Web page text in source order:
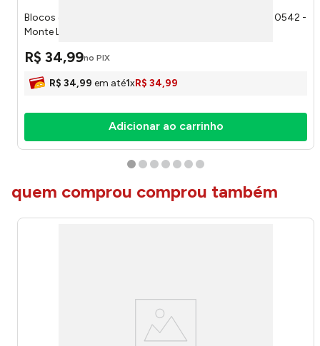
Blocos de Montar Turma do Dino Aventura na Floresta 0542 -
Monte Líbano
R$ 34,99no PIX
R$ 34,99 em até1xR$ 34,99
Adicionar ao carrinho
quem comprou comprou também